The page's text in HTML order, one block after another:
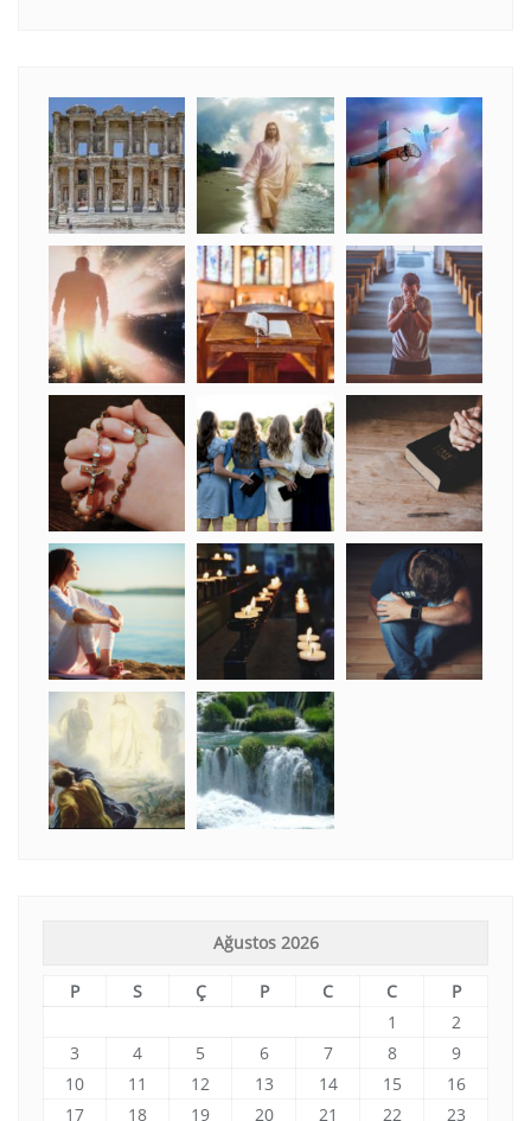
Ağustos 2026
P S Ç P C C
P
1
2
3
4 5 6 7 8
9
10
11 12 13 14 15
16
17
18 19 20 21 22 23